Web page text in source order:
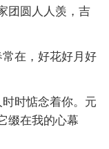
团圆人人羡，吉
在，好花好月好
时惦念着你。元
缀在我的心幕